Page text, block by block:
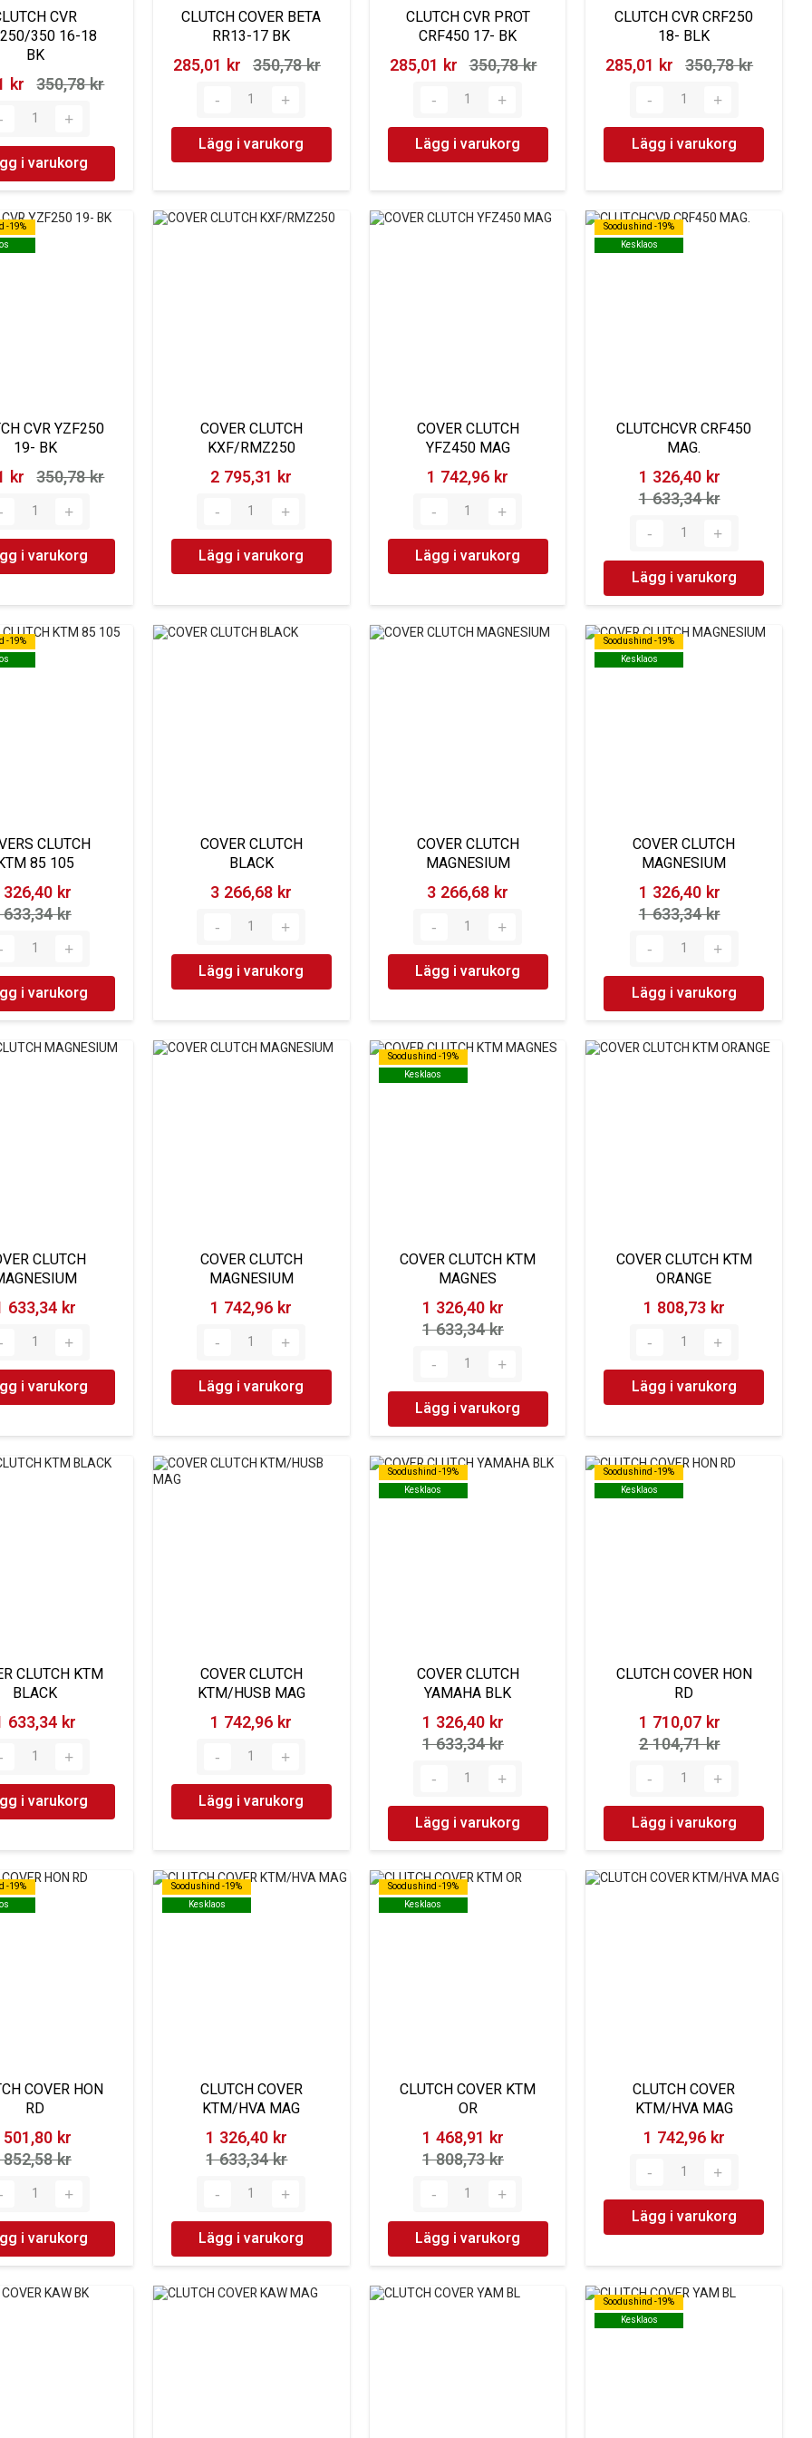
CVR
350 16-18
BK
kr‎ 350,78 kr‎
i varukorg
CLUTCH COVER BETA
RR13-17 BK
285,01 kr‎ 350,78 kr‎
Lägg i varukorg
CLUTCH CVR PROT
CRF450 17- BK
285,01 kr‎ 350,78 kr‎
Lägg i varukorg
CLUTCH CVR CRF250
18- BLK
285,01 kr‎ 350,78 kr‎
Lägg i varukorg
-19%
-19%
CVR YZF250
19- BK
kr‎ 350,78 kr‎
i varukorg
COVER CLUTCH
KXF/RMZ250
2 795,31 kr‎
Lägg i varukorg
COVER CLUTCH
YFZ450 MAG
1 742,96 kr‎
Lägg i varukorg
Soodushind -19%
Kesklaos
Soodushind -19%
Kesklaos
CLUTCHCVR CRF450
MAG.
1 326,40 kr‎
1 633,34 kr‎
Lägg i varukorg
-19%
-19%
CLUTCH
85 105
kr‎
kr‎
i varukorg
COVER CLUTCH
BLACK
3 266,68 kr‎
Lägg i varukorg
COVER CLUTCH
MAGNESIUM
3 266,68 kr‎
Lägg i varukorg
Soodushind -19%
Kesklaos
Soodushind -19%
Kesklaos
COVER CLUTCH
MAGNESIUM
1 326,40 kr‎
1 633,34 kr‎
Lägg i varukorg
CLUTCH
633,34 kr‎
i varukorg
COVER CLUTCH
MAGNESIUM
1 742,96 kr‎
Lägg i varukorg
Soodushind -19%
Kesklaos
Soodushind -19%
Kesklaos
COVER CLUTCH KTM
MAGNES
1 326,40 kr‎
1 633,34 kr‎
Lägg i varukorg
COVER CLUTCH KTM
ORANGE
1 808,73 kr‎
Lägg i varukorg
CLUTCH KTM
BLACK
633,34 kr‎
i varukorg
COVER CLUTCH
KTM/HUSB MAG
1 742,96 kr‎
Lägg i varukorg
Soodushind -19%
Kesklaos
Soodushind -19%
Kesklaos
COVER CLUTCH
YAMAHA BLK
1 326,40 kr‎
1 633,34 kr‎
Lägg i varukorg
Soodushind -19%
Kesklaos
Soodushind -19%
Kesklaos
CLUTCH COVER HON
RD
1 710,07 kr‎
2 104,71 kr‎
Lägg i varukorg
-19%
-19%
COVER HON
RD
kr‎
kr‎
i varukorg
Soodushind -19%
Kesklaos
Soodushind -19%
Kesklaos
CLUTCH COVER
KTM/HVA MAG
1 326,40 kr‎
1 633,34 kr‎
Lägg i varukorg
Soodushind -19%
Kesklaos
Soodushind -19%
Kesklaos
CLUTCH COVER KTM
OR
1 468,91 kr‎
1 808,73 kr‎
Lägg i varukorg
CLUTCH COVER
KTM/HVA MAG
1 742,96 kr‎
Lägg i varukorg
Soodushind -19%
Kesklaos
Soodushind -19%
Kesklaos